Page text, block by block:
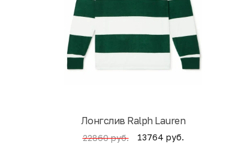
Лонгслив Ralph Lauren
22860 руб. 13764 руб.